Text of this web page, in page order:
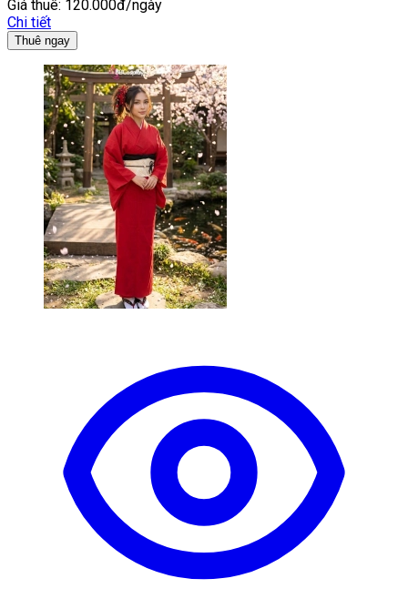
Giá thuê: 120.000đ/ngày
Chi tiết
Thuê ngay